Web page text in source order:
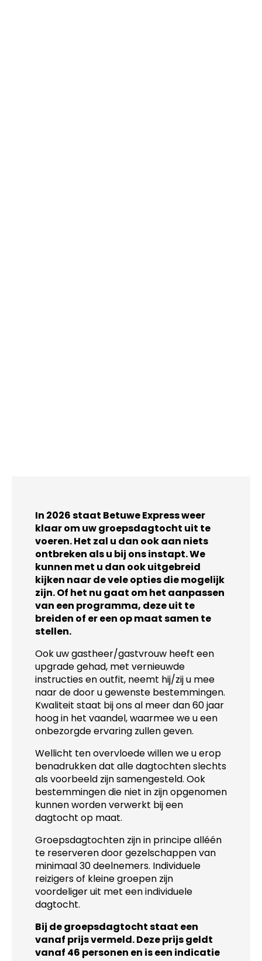
In 2026 staat Betuwe Express weer
klaar om uw groepsdagtocht uit te
voeren. Het zal u dan ook aan niets
ontbreken als u bij ons instapt. We
kunnen met u dan ook uitgebreid
kijken naar de vele opties die mogelijk
zijn. Of het nu gaat om het aanpassen
van een programma, deze uit te
breiden of er een op maat samen te
stellen.
Ook uw gastheer/gastvrouw heeft een
upgrade gehad, met vernieuwde
instructies en outfit, neemt hij/zij u mee
naar de door u gewenste bestemmingen.
Kwaliteit staat bij ons al meer dan 60 jaar
hoog in het vaandel, waarmee we u een
onbezorgde ervaring zullen geven.
Wellicht ten overvloede willen we u erop
benadrukken dat alle dagtochten slechts
als voorbeeld zijn samengesteld. Ook
bestemmingen die niet in zijn opgenomen
kunnen worden verwerkt bij een
dagtocht op maat.
Groepsdagtochten zijn in principe alléén
te reserveren door gezelschappen van
minimaal 30 deelnemers. Individuele
reizigers of kleine groepen zijn
voordeliger uit met een individuele
dagtocht.
Bij de groepsdagtocht staat een
vanaf prijs vermeld. Deze prijs geldt
vanaf 46 personen en is een indicatie